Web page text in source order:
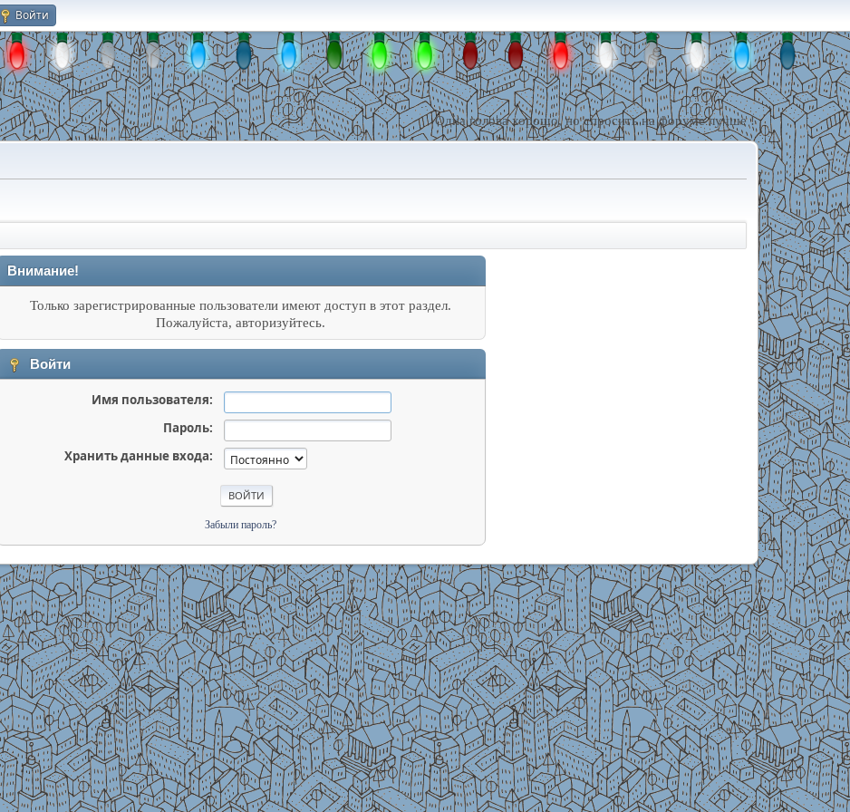
Войти
Одна голова хорошо, но спросить на форуме лучше !
Внимание!
Только зарегистрированные пользователи имеют доступ в этот раздел.
Пожалуйста, авторизуйтесь.
Войти
Имя пользователя:
Пароль:
Хранить данные входа:
Забыли пароль?